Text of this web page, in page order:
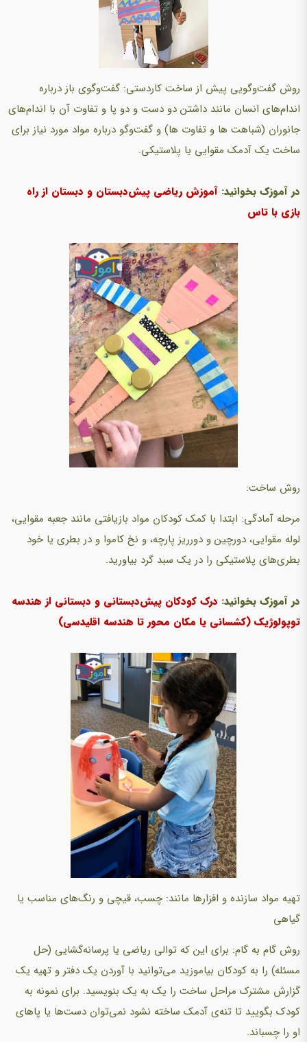
روش گفت‌وگویی پیش از ساخت کاردستی:‌ گفت‌وگوی باز درباره
اندام‌های انسان مانند داشتن دو دست و دو پا و تفاوت آن با اندام‌های
جانوران (شباهت ها و تفاوت ها) و گفت‎‌وگو درباره مواد مورد نیاز برای
ساخت یک آدمک مقوایی یا پلاستیکی.
در آموزک بخوانید: آموزش ریاضی پیش‌دبستان و دبستان از راه
بازی با تاس
روش ساخت:
مرحله آمادگی:‌ ابتدا با کمک کودکان مواد بازیافتی مانند جعبه مقوایی،
لوله مقوایی، دورچین و دورریز پارچه، و نخ کاموا و در بطری یا خود
بطری‌های پلاستیکی را در یک سبد گرد بیاورید.
در آموزک بخوانید: درک کودکان پیش‌دبستانی و دبستانی از هندسه
توپولوژیک (کشسانی یا مکان محور تا هندسه اقلیدسی)
تهیه مواد سازنده و افزارها مانند: چسب، قیچی و رنگ‌های مناسب یا
گیاهی
روش گام به گام: برای این که توالی ریاضی یا پرسانه‌گشایی (‌حل
مسئله)‌ را به کودکان بیاموزید می‌توانید با آوردن یک دفتر و تهیه یک
گزارش مشترک مراحل ساخت را یک به یک بنویسید. برای نمونه به
کودک بگویید تا تنه‌ی آدمک ساخته نشود نمی‌توان دست‌ها یا پاهای
او را چسباند.